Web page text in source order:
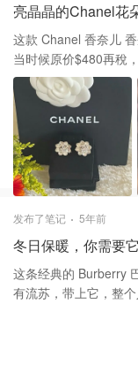
祝福，祝大家新年快
亮晶晶的Chanel花
这款 Chanel 香奈儿
当时候原价$480再稅
用在花钱啦，特别划
中间有个小C.简简单
你的个性和气质！ 香奈儿耳钉带给女人的是一份精致和小女人的气
质，其真谛在于能够
装等结合为一体，而
已不在是重点，重点是
大家的喜欢和支持❤️❤️
发布了笔记 5年前
冬日保暖，你需要它
这条经典的 Burberry
有流苏，带上它，整